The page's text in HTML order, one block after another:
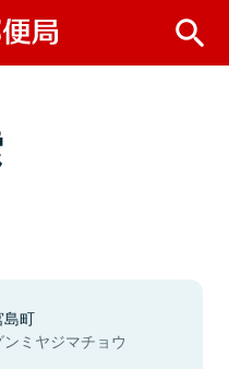
島町
ミヤジマチョウ